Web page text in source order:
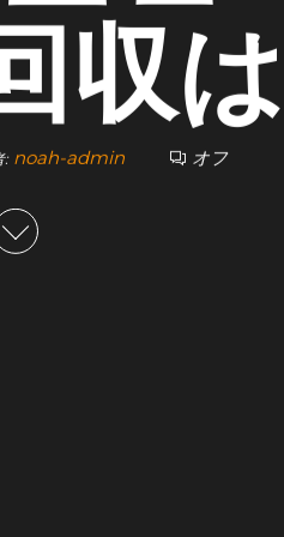
収
: noah-admin オフ